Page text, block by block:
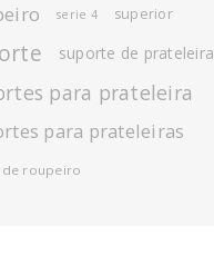
serie 4 superior
suporte de prateleira
para prateleira
para prateleiras
roupeiro